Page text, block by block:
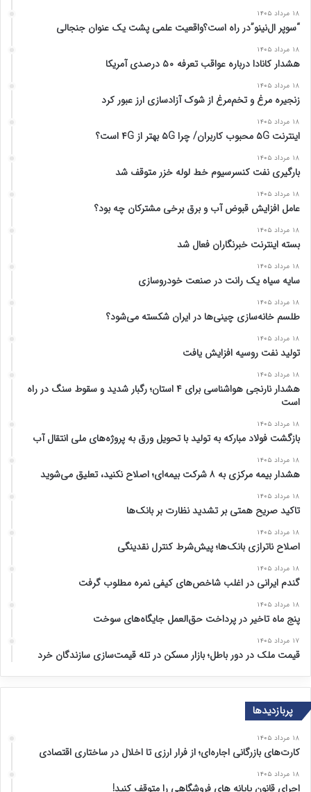
۱۸ مرداد ۱۴۰۵
“سوپر ال‌نینو”در راه است؟واقعیت علمی پشت یک عنوان جنجالی
۱۸ مرداد ۱۴۰۵
هشدار کانادا درباره عواقب تعرفه ۵۰ درصدی آمریکا
۱۸ مرداد ۱۴۰۵
زنجیره مرغ و تخم‌مرغ از شوک آزادسازی ارز عبور کرد
۱۸ مرداد ۱۴۰۵
اینترنت ۵G محبوب کاربران/ چرا ۵G بهتر از ۴G است؟
۱۸ مرداد ۱۴۰۵
بارگیری نفت کنسرسیوم خط لوله خزر متوقف شد
۱۸ مرداد ۱۴۰۵
عامل افزایش قبوض آب و برق برخی مشترکان چه بود؟
۱۸ مرداد ۱۴۰۵
بسته اینترنت خبرنگاران فعال شد
۱۸ مرداد ۱۴۰۵
سایه سیاه یک رانت در صنعت خودروسازی
۱۸ مرداد ۱۴۰۵
طلسم خانه‌سازی چینی‌ها در ایران شکسته می‌شود؟
۱۸ مرداد ۱۴۰۵
تولید نفت روسیه افزایش یافت
۱۸ مرداد ۱۴۰۵
هشدار نارنجی هواشناسی برای ۴ استان؛ رگبار شدید و سقوط سنگ در راه
است
۱۸ مرداد ۱۴۰۵
بازگشت فولاد مبارکه به تولید با تحویل ورق به پروژه‌های ملی انتقال آب
۱۸ مرداد ۱۴۰۵
هشدار بیمه مرکزی به ۸ شرکت بیمه‌ای؛ اصلاح نکنید، تعلیق می‌شوید
۱۸ مرداد ۱۴۰۵
تاکید صریح همتی بر تشدید نظارت بر بانک‌ها
۱۸ مرداد ۱۴۰۵
اصلاح ناترازی بانک‌ها؛ پیش‌شرط کنترل نقدینگی
۱۸ مرداد ۱۴۰۵
گندم ایرانی در اغلب شاخص‌های کیفی نمره مطلوب گرفت
۱۸ مرداد ۱۴۰۵
پنج ماه تاخیر در پرداخت حق‌العمل جایگاه‌های سوخت
۱۷ مرداد ۱۴۰۵
قیمت ملک در دور باطل؛ بازار مسکن در تله قیمت‌سازی سازندگان خرد
پربازدیدها
۱۸ مرداد ۱۴۰۵
کارت‌های بازرگانی اجاره‌ای؛ از فرار ارزی تا اخلال در ساختاری اقتصادی
۱۸ مرداد ۱۴۰۵
اجرای قانون پایانه های فروشگاهی را متوقف کنید!